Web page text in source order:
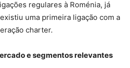
regulares à Roménia, já
uma primeira ligação com a
charter.
e segmentos relevantes